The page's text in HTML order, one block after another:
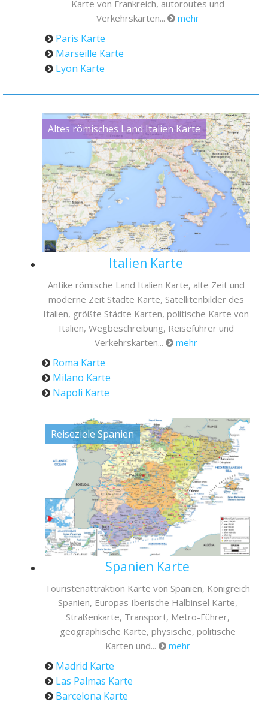
Karte von Frankreich, autoroutes und
Verkehrskarten...
mehr
Paris Karte
Marseille Karte
Lyon Karte
Altes römisches Land Italien Karte
Italien Karte
Antike römische Land Italien Karte, alte Zeit und
moderne Zeit Städte Karte, Satellitenbilder des
Italien, größte Städte Karten, politische Karte von
Italien, Wegbeschreibung, Reiseführer und
Verkehrskarten...
mehr
Roma Karte
Milano Karte
Napoli Karte
Reiseziele Spanien
Spanien Karte
Touristenattraktion Karte von Spanien, Königreich
Spanien, Europas Iberische Halbinsel Karte,
Straßenkarte, Transport, Metro-Führer,
geographische Karte, physische, politische
Karten und...
mehr
Madrid Karte
Las Palmas Karte
Barcelona Karte